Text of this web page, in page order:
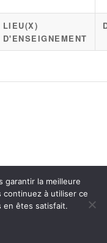
LIEU(X)
D'ENSEIGNEMENT
garantir la meilleure
à utiliser ce
en êtes satisfait.